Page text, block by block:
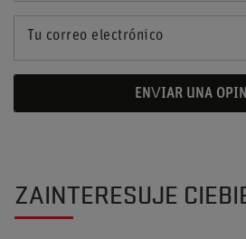
Tu correo electrónico
ENVIAR UNA
ZAINTERESUJE